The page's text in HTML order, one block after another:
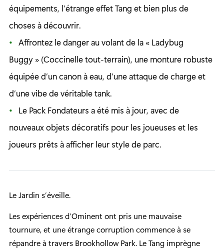
équipements, l’étrange effet Tang et bien plus de
choses à découvrir.
Affrontez le danger au volant de la « Ladybug
Buggy » (Coccinelle tout-terrain), une monture robuste
équipée d’un canon à eau, d’une attaque de charge et
d’une vibe de véritable tank.
Le Pack Fondateurs a été mis à jour, avec de
nouveaux objets décoratifs pour les joueuses et les
joueurs prêts à afficher leur style de parc.
Le Jardin s’éveille.
Les expériences d’Ominent ont pris une mauvaise
tournure, et une étrange corruption commence à se
répandre à travers Brookhollow Park. Le Tang imprègne